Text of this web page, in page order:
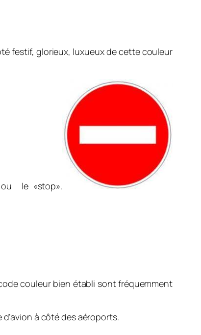
festif, glorieux, luxueux de cette couleur
ou le «stop».
couleur bien établi sont fréquemment
à côté des aéroports.